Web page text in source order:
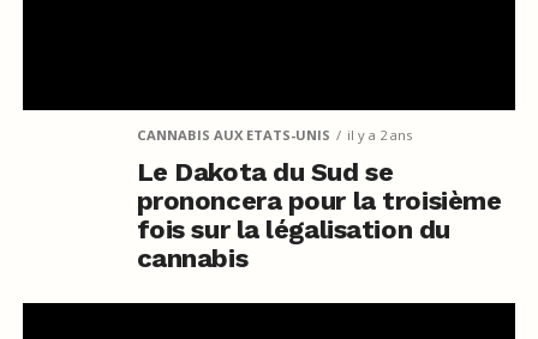
CANNABIS AUX ETATS-UNIS il y a 2 ans
Le Dakota du Sud se
prononcera pour la troisième
fois sur la légalisation du
cannabis